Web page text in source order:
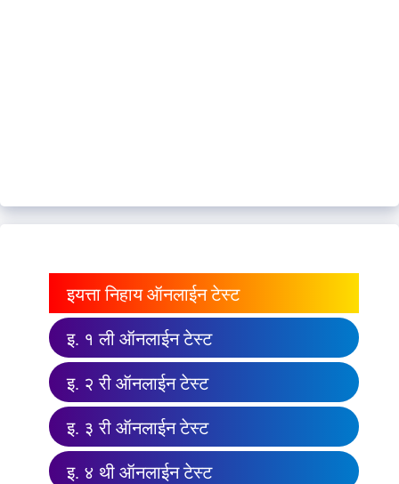
इयत्ता निहाय ऑनलाईन टेस्ट
इ. १ ली ऑनलाईन टेस्ट
इ. २ री ऑनलाईन टेस्ट
इ. ३ री ऑनलाईन टेस्ट
इ. ४ थी ऑनलाईन टेस्ट